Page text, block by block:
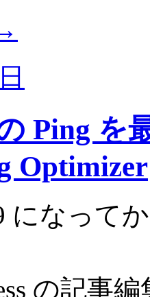
Ping を
Optimizer
になって
の記事